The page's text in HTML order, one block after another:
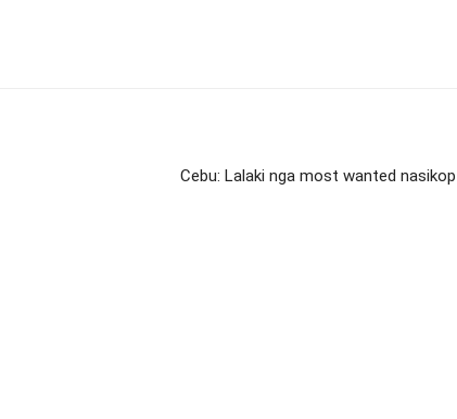
Cebu: Lalaki nga most wanted nasikop